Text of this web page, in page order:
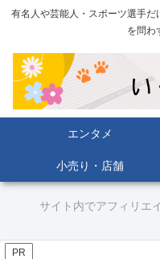
有名人や芸能人・スポーツ選手
を問わ
エンタメ
小売り・店舗
サイト内でアフィリエ
PR